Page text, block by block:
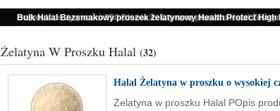
Halal Żelatyna w proszku o wysokiej czystości, bezbarwna i
Żelatyna W Proszku Halal (32)
Halal Żelatyna w proszku o wysokiej
Żelatyna w proszku Halal POpis